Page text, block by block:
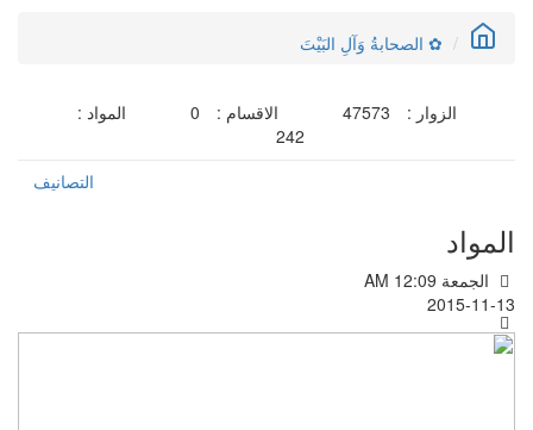
✿ الصحابةُ وَآلِ البَيْتَ
الزوار : 47573 الاقسام : 0
المواد :
242
التصانيف
المواد
الجمعة AM 12:09
2015-11-13